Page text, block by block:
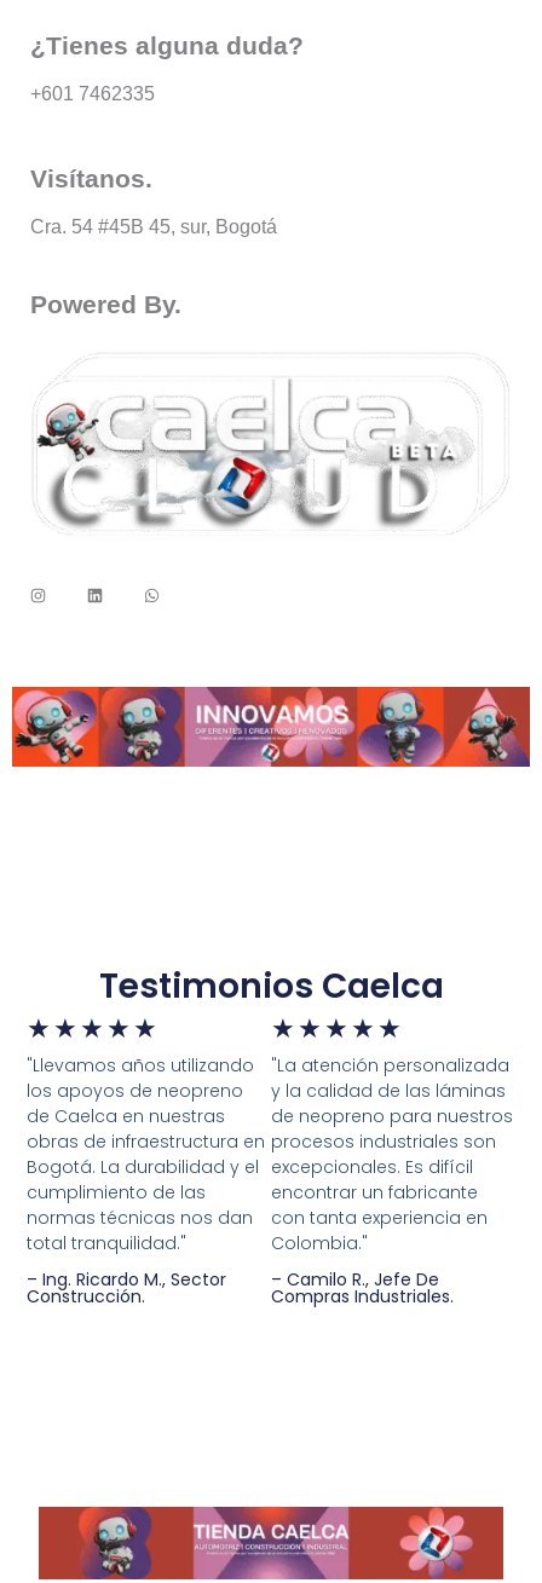
¿Tienes alguna duda?
+601 7462335
Visítanos.
Cra. 54 #45B 45, sur, Bogotá
Powered By.
Testimonios Caelca
★ ★ ★ ★ ★
"Llevamos años utilizando
los apoyos de neopreno
de Caelca en nuestras
obras de infraestructura en
Bogotá. La durabilidad y el
cumplimiento de las
normas técnicas nos dan
total tranquilidad."
– Ing. Ricardo M., Sector
Construcción.
★ ★ ★ ★ ★
"La atención personalizada
y la calidad de las láminas
de neopreno para nuestros
procesos industriales son
excepcionales. Es difícil
encontrar un fabricante
con tanta experiencia en
Colombia."
– Camilo R., Jefe De
Compras Industriales.